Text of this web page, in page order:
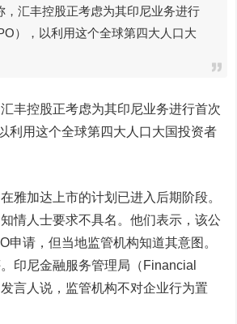
汇丰控股正考虑为其印尼业务进行
），以利用这个全球第四大人口大
汇丰控股正考虑为其印尼业务进行首次
利用这个全球第四大人口大国投资者
加达上市的计划已进入后期阶段。
情人士要求不具名。他们表示，该公
申请，但当地监管机构知道其意图。
印尼金融服务管理局（Financial
言人说，监管机构不对企业行为置